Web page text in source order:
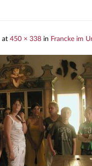
at 450 × 338 in Francke im